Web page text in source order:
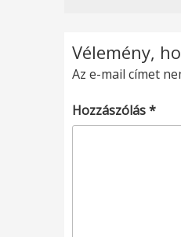
Vélemény,
Az e-mail címet
Hozzászólás*